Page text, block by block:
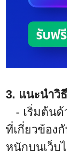
3. แนะนำวิ
- เริ่มต้นด้
ที่เกี่ยวข้อง
หนักบนเว็บ